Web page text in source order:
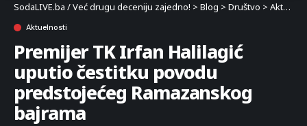
SodaLIVE.ba / Već drugu deceniju zajedno! > Blog > Društvo > Aktuelnosti
Aktuelnosti
Premijer TK Irfan Halilagić
uputio čestitku povodu
predstojećeg Ramazanskog
bajrama